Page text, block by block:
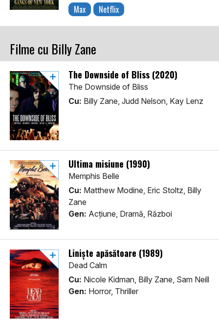
Max Netflix
Filme cu Billy Zane
The Downside of Bliss (2020)
The Downside of Bliss
Cu: Billy Zane, Judd Nelson, Kay Lenz
Ultima misiune (1990)
Memphis Belle
Cu: Matthew Modine, Eric Stoltz, Billy
Zane
Gen: Acţiune, Dramă, Război
Liniște apăsătoare (1989)
Dead Calm
Cu: Nicole Kidman, Billy Zane, Sam Neill
Gen: Horror, Thriller